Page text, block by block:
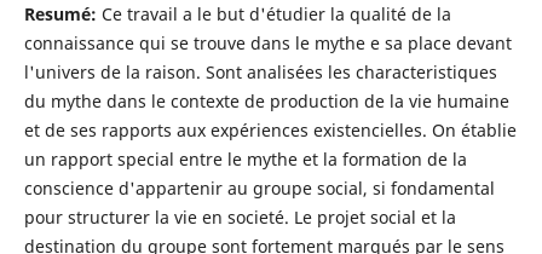
Resumé: Ce travail a le but d'étudier la qualité de la
connaissance qui se trouve dans le mythe e sa place devant
l'univers de la raison. Sont analisées les characteristiques
du mythe dans le contexte de production de la vie humaine
et de ses rapports aux expériences existencielles. On établie
un rapport special entre le mythe et la formation de la
conscience d'appartenir au groupe social, si fondamental
pour structurer la vie en societé. Le projet social et la
destination du groupe sont fortement marqués par le sens